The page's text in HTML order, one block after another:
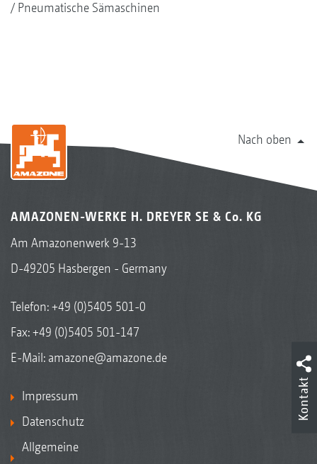
Pneumatische Sämaschinen
Nach oben
AMAZONEN-WERKE H. DREYER SE & Co. KG
Am Amazonenwerk 9-13
D-49205 Hasbergen - Germany
Telefon:+49 (0)5405 501-0
Fax: +49 (0)5405 501-147
E-Mail: amazone@amazone.de
Impressum
Datenschutz
Allgemeine
Kontakt